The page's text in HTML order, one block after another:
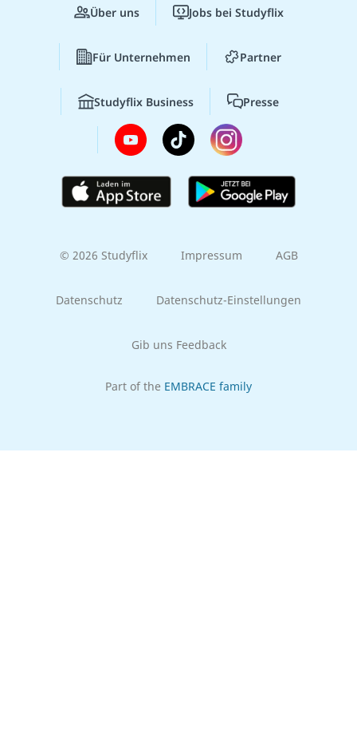
Über uns Jobs bei Studyflix
Für Unternehmen Partner
Studyflix Business Presse
© 2026 Studyflix Impressum AGB
Datenschutz Datenschutz-Einstellungen
Gib uns Feedback
Part of the EMBRACE family